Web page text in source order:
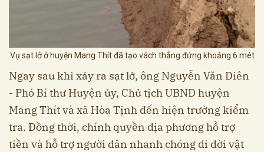
Vụ sạt lở ở huyện Mang Thít đã tạo vách thẳng đứng khoảng 6 mét
Ngay sau khi xảy ra sạt lở, ông Nguyễn Văn Diên
- Phó Bí thư Huyện ủy, Chủ tịch UBND huyện
Mang Thít và xã Hòa Tịnh đến hiện trường kiểm
tra. Đồng thời, chính quyền địa phương hỗ trợ
tiền và hỗ trợ người dân nhanh chóng di dời vật